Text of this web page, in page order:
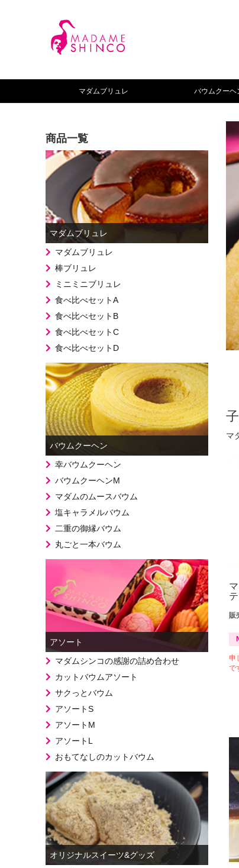
マダムブリュレ バウムクーヘ
マ
販
申
で
商品一覧
マダムブリュレ
マダムブリュレ
棒ブリュレ
ミニミニブリュレ
食べ比べセットA
食べ比べセットB
食べ比べセットC
食べ比べセットD
バウムクーヘン
幸バウムクーヘン
バウムクーヘンM
マダムのムースバウム
塩キャラメルバウム
二重の御縁バウム
丸ごと一本バウム
アソート
マダムシンコの感謝の詰め合わせ
カットバウムアソート
サクっとバウム
アソートS
アソートM
アソートL
おもてなしのカットバウム
オリジナルスイーツ&グッズ